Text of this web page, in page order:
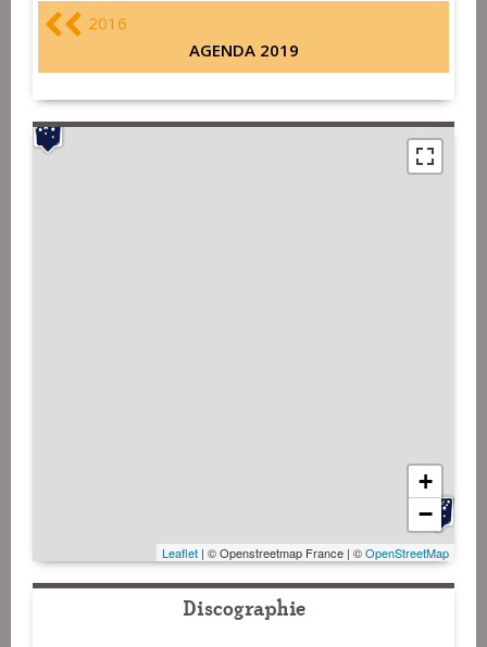
2016
AGENDA 2019
+
−
Leaflet | © Openstreetmap France | ©OpenStreetMap
Discographie